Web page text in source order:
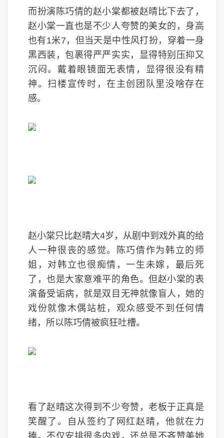
而扮演陈巧倩的赵小棠都被赵晴比下去了，
赵小棠一直也是不少人夸赞的美女的，身高
也有1米7，但当天是中性风打扮，穿着一身
黑西装，包裹得严严实实，显得特别压抑又
沉闷。戴着眼镜面无表情，显得很没有精
神。扫楼宣传时，在主创团队里没啥存在
感。
赵小棠只比赵晴大4岁，从剧中到戏外真的给
人一种很丧的感觉。陈巧倩作为韩立的师
姐，对韩立也很痴情，一生未嫁，最后死
了，也是大家意难平的角色。但赵小棠的表
演备受诟病，就是双目无神就像盲人，她的
戏份就像木偶站桩，观众感受不到任何情
绪，所以陈巧倩被疯狂吐槽。
看了赵晴这次得到不少夸赞，老板于正真是
笑醒了。自从签约了网红赵晴，他就在力
捧。不仅安排很多内戏，还总是不吝赞美她